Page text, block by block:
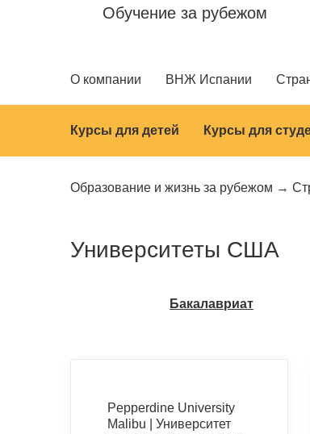
Обучение за рубежом
О компании ВНЖ Испании
Курсы для детей Курсы для
Образование и жизнь за рубежом
Университеты США
Бакалавриат
Pepperdine University
Malibu | Университет